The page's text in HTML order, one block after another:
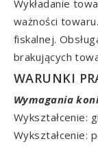
Wykładanie
ważności
fiskalnej.
brakujących
WARUNKI
Wymagania
Wykształcenie:
Wykształcenie: